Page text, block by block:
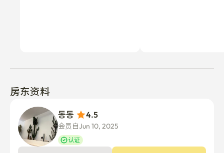
房东资料
4.5
会员自Jun 10, 2025
认证